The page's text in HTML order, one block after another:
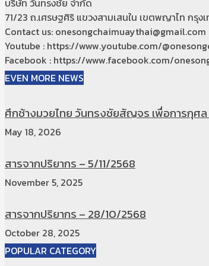
บริษัท วันทรงชัย จำกัด
71/23 ถ.เศรษฐศิริ แขวงสามเสนใน เขตพญาไท กรุง
Contact us: onesongchaimuaythai@gmail.com
Youtube : https://www.youtube.com/
Facebook : https://www.facebook.com/
EVEN MORE NEWS
ศึกช้างมวยไทย วันทรงชัยสัญจร เพื่อการกุศล
May 18, 2026
สารจากปริยากร – 5/11/2568
November 5, 2025
สารจากปริยากร – 28/10/2568
October 28, 2025
POPULAR CATEGORY